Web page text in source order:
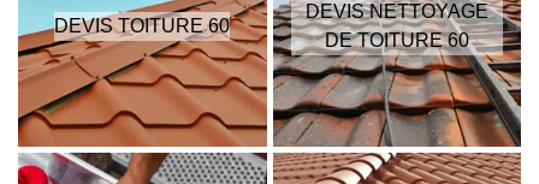
DEVIS TOITURE 60
DEVIS NETTOYAGE
DE TOITURE 60